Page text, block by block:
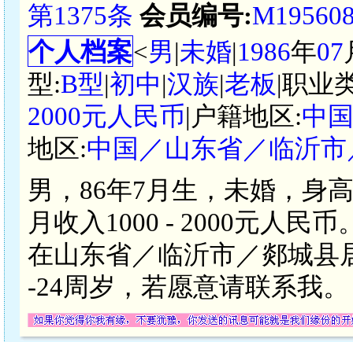
第1375条 会员编号:
个人档案<男|未婚|1986年07
型:B型|初中|汉族|老板|职业
2000元人民币|户籍地区:中
地区:中国／山东省／临沂
男，86年7月生，未婚，身
月收入1000 - 2000元人民
在山东省／临沂市／郯城县
-24周岁，若愿意请联系我。